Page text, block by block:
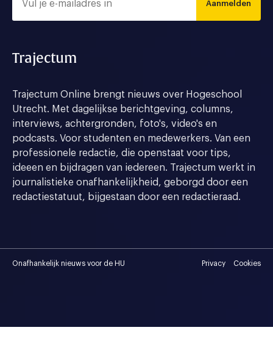
Aanmelden
Trajectum
Trajectum Online brengt nieuws over Hogeschool
Utrecht. Met dagelijkse berichtgeving, columns,
interviews, achtergronden, foto's, video's en
podcasts. Voor studenten en medewerkers. Van een
professionele redactie, die openstaat voor tips,
ideeen en bijdragen van iedereen. Trajectum werkt in
journalistieke onafhankelijkheid, geborgd door een
redactiestatuut, bijgestaan door een redactieraad.
Onafhankelijk nieuws voor de HU Privacy Cookies